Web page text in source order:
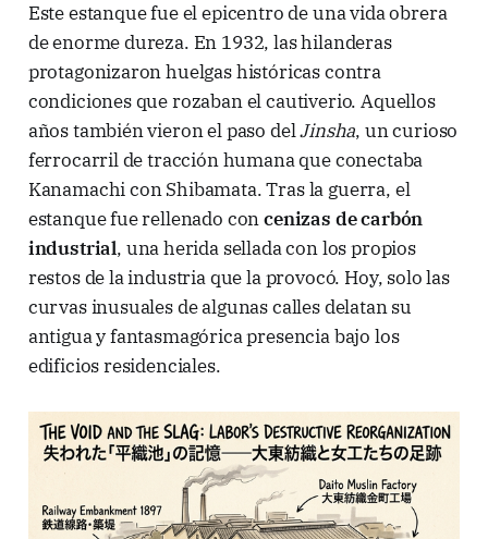
Este estanque fue el epicentro de una vida obrera
de enorme dureza. En 1932, las hilanderas
protagonizaron huelgas históricas contra
condiciones que rozaban el cautiverio. Aquellos
años también vieron el paso delJinsha, un curioso
ferrocarril de tracción humana que conectaba
Kanamachi con Shibamata. Tras la guerra, el
estanque fue rellenado concenizas de carbón
industrial, una herida sellada con los propios
restos de la industria que la provocó. Hoy, solo las
curvas inusuales de algunas calles delatan su
antigua y fantasmagórica presencia bajo los
edificios residenciales.